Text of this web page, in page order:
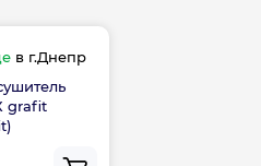
мес
в г.Днепр
grafit